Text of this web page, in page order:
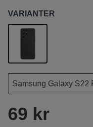
VARIANTER
69 kr